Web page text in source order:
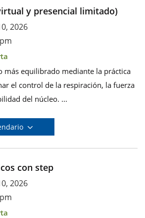
y presencial limitado)
2026
más equilibrado mediante la práctica
el control de la respiración, la fuerza
del núcleo. ...
con step
2026